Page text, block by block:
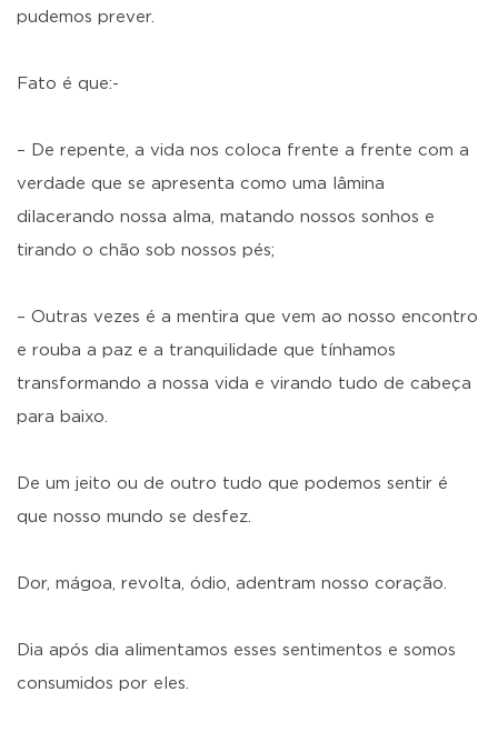
pudemos prever.
Fato é que:-
– De repente, a vida nos coloca frente a frente com a
verdade que se apresenta como uma lâmina
dilacerando nossa alma, matando nossos sonhos e
tirando o chão sob nossos pés;
– Outras vezes é a mentira que vem ao nosso encontro
e rouba a paz e a tranquilidade que tínhamos
transformando a nossa vida e virando tudo de cabeça
para baixo.
De um jeito ou de outro tudo que podemos sentir é
que nosso mundo se desfez.
Dor, mágoa, revolta, ódio, adentram nosso coração.
Dia após dia alimentamos esses sentimentos e somos
consumidos por eles.